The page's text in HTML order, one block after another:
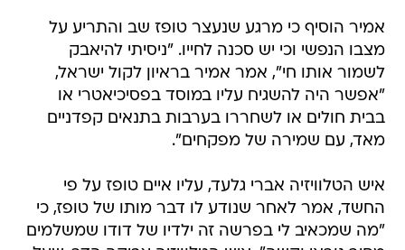
אמיר הוסיף כי מרגע שנעצר טופז שב והתריע על
מצבו הנפשי וכי יש סכנה לחייו. "ניסיתי להיאבק
לשמור אותו חי", אמר אמיר בראיון לקול ישראל,
"אפשר היה להשגיח עליו במוסד בפסיכיאטרי או
בבית חולים או לשחררו בערבות בתנאים קפדניים
מאד, עם שמירה של מפקחים".
איש הטלוויזיה אברי גלעד, עליו איים טופז על פי
החשד, אמר לאחר שנודע לו דבר מותו של טופז, כי
"מה שמכאיב לי בפרשה זה ילדיו של דודו שמשלמים